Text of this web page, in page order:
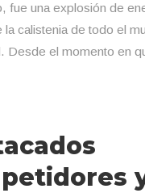
fue una explosión de
calistenia de todo el
Desde el momento en